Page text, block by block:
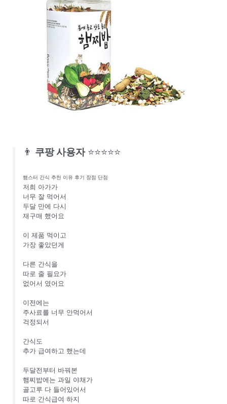
👨 쿠팡 사용자 ⭐⭐⭐⭐⭐
햄스터 간식 추천 이유 후기 장점 단점
저희 아가가
너무 잘 먹어서
두달 만에 다시
재구매 했어요
이 제품 먹이고
가장 좋았던게
다른 간식을
따로 줄 필요가
없어서 였어요
이전에는
주사료를 너무 안먹어서
걱정되서
간식도
추가 급여하고 했는데
두달전부터 바꿔본
햄찌밥에는 과일 야채가
골고루 다 들어있어서
따로 간식급여 하지